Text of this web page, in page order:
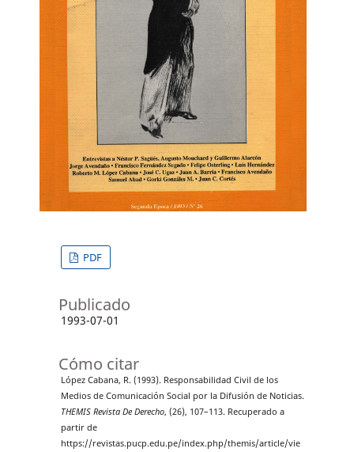
PDF
Publicado
1993-07-01
Cómo citar
López Cabana, R. (1993). Responsabilidad Civil de los
Medios de Comunicación Social por la Difusión de Noticias.
THEMIS Revista De Derecho, (26), 107–113. Recuperado a
partir de
https://revistas.pucp.edu.pe/index.php/themis/article/vie